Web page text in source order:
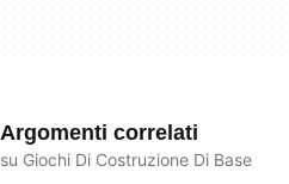
Argomenti correlati
su Giochi Di Costruzione Di Base